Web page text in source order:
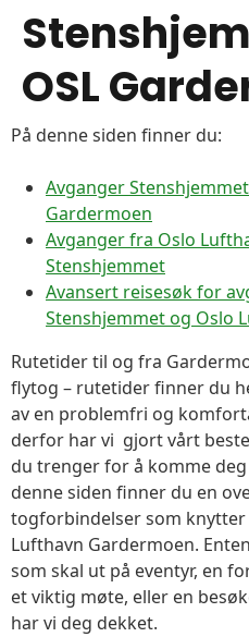
OSL
På denne siden finner du:
Avganger
Gardermoen
Avganger fra Oslo
Stenshjemmet
Avansert reisesøk for
Stenshjemmet og Oslo
Rutetider til og fra
flytog – rutetider finner du
av en problemfri og
derfor har vi gjort vårt
du trenger for å komme
denne siden finner du en
togforbindelser som knytter
Lufthavn Gardermoen.
som skal ut på eventyr, en
et viktig møte, eller en
har vi deg dekket.